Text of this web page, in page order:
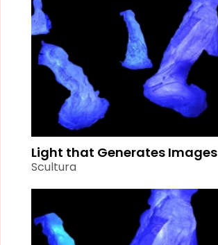
Light that Generates Images
Scultura